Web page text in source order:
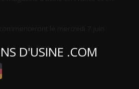
le mercredi 7 juin
D'USINE .COM